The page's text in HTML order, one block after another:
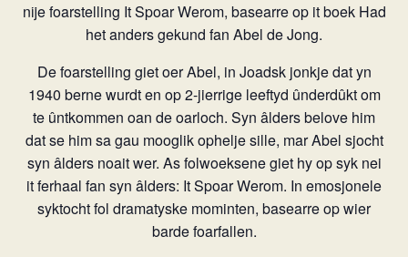
nije foarstelling It Spoar Werom, basearre op it boek Had
het anders gekund fan Abel de Jong.
De foarstelling giet oer Abel, in Joadsk jonkje dat yn
1940 berne wurdt en op 2-jierrige leeftyd ûnderdûkt om
te ûntkommen oan de oarloch. Syn âlders belove him
dat se him sa gau mooglik ophelje sille, mar Abel sjocht
syn âlders noait wer. As folwoeksene giet hy op syk nei
it ferhaal fan syn âlders: It Spoar Werom. In emosjonele
syktocht fol dramatyske mominten, basearre op wier
barde foarfallen.